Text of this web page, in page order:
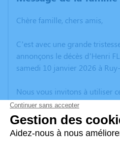
Chère famille, chers amis,
C’est avec une grande
annonçons le décès d’Henri
samedi 10 janvier 2026 à
Nous vous invitons à utiliser
vos condoléances, partager
anecdote ou exprimer vos
poèmes ou des textes. Cet
d'expression dédié à honorer